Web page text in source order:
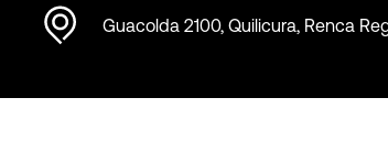
Guacolda 2100, Quilicura, Renca